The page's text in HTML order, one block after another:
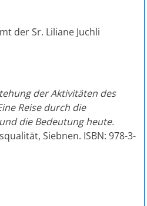
der Sr. Liliane Juchli
der Aktivitäten des
Reise durch die
die Bedeutung heute.
Siebnen. ISBN: 978-3-